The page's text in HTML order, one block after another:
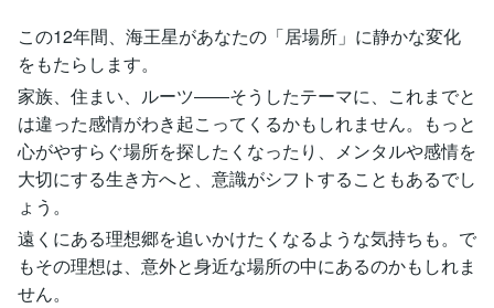
この12年間、海王星があなたの「居場所」に静かな変化
をもたらします。
家族、住まい、ルーツ――そうしたテーマに、これまでと
は違った感情がわき起こってくるかもしれません。もっと
心がやすらぐ場所を探したくなったり、メンタルや感情を
大切にする生き方へと、意識がシフトすることもあるでし
ょう。
遠くにある理想郷を追いかけたくなるような気持ちも。で
もその理想は、意外と身近な場所の中にあるのかもしれま
せん。